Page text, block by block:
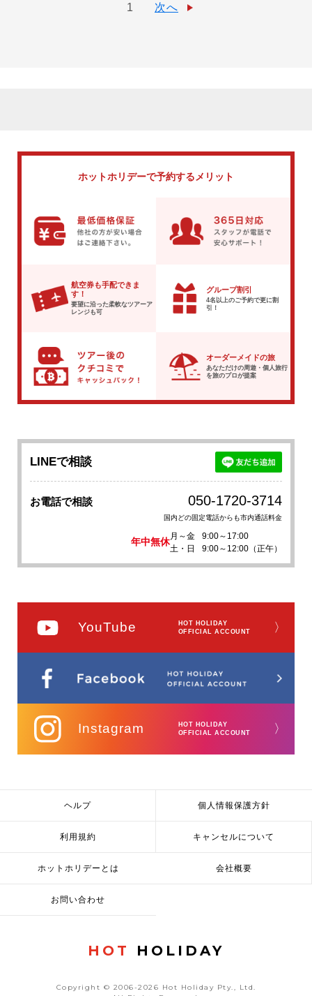
1 次へ
ホットホリデーで予約するメリット
航空券も手配できま
す！
要望に沿った柔軟なツアーア
レンジも可
グループ割引
4名以上のご予約で更に割
引！
オーダーメイドの旅
あなただけの周遊・個人旅行
を旅のプロが提案
LINEで相談
お電話で相談 050-1720-3714
国内どの固定電話からも市内通話料金
年中無休
月～金
9:00～17:00
土・日
9:00～12:00（正午）
YouTube
HOT HOLIDAY
OFFICIAL ACCOUNT
〉
Instagram
HOT HOLIDAY
OFFICIAL ACCOUNT
〉
ヘルプ 個人情報保護方針
利用規約 キャンセルについて
ホットホリデーとは 会社概要
お問い合わせ
HOT HOLIDAY
Copyright © 2006-2026 Hot Holiday Pty., Ltd.